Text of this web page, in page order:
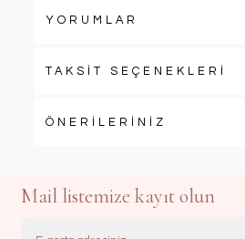
YORUMLAR
TAKSİT SEÇENEKLERİ
ÖNERİLERİNİZ
Mail listemize kayıt olun